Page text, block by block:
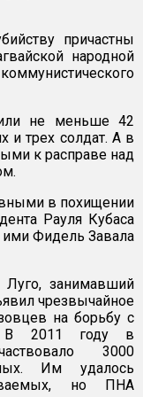
причастны
народной
не меньше 42
и трех солдат. А в
к расправе над
в похищении
Рауля Кубаса
ими Фидель Завала
занимавший
чрезвычайное
на борьбу с
В 2011 году в
3000
Им удалось
но ПНА